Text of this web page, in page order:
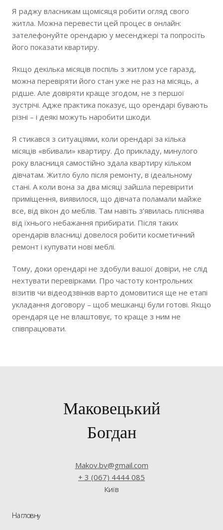
Я раджу власникам щомісяця робити огляд свого
житла. Можна перевести цей процес в онлайн:
зателефонуйте орендарю у месенджері та попросіть
його показати квартиру.
Якщо декілька місяців поспіль з житлом усе гаразд,
можна перевіряти його стан уже не раз на місяць, а
рідше. Але довіряти краще згодом, не з першої
зустрічі. Адже практика показує, що орендарі бувають
різні – і деякі можуть наробити шкоди.
Я стикався з ситуаціями, коли орендарі за кілька
місяців «вбивали» квартиру. До прикладу, минулого
року власниця самостійно здала квартиру кільком
дівчатам. Житло було після ремонту, в ідеальному
стані. А коли вона за два місяці зайшла перевірити
приміщення, виявилося, що дівчата поламали майже
все, від вікон до меблів. Там навіть з’явилась пліснява
від їхнього небажання прибирати. Після таких
орендарів власниці довелося робити косметичний
ремонт і купувати нові меблі.
Тому, доки орендарі не здобули вашої довіри, не слід
нехтувати перевірками. Про частоту контрольних
візитів чи відеодзвінків варто домовитися ще не етапі
укладання договору – щоб мешканці були готові. Якщо
орендаря це не влаштовує, то краще з ним не
співпрацювати.
Маковецький
Богдан
Makov.bv@gmail.com
+ 3 (067) 4444 085
Київ
На гловну